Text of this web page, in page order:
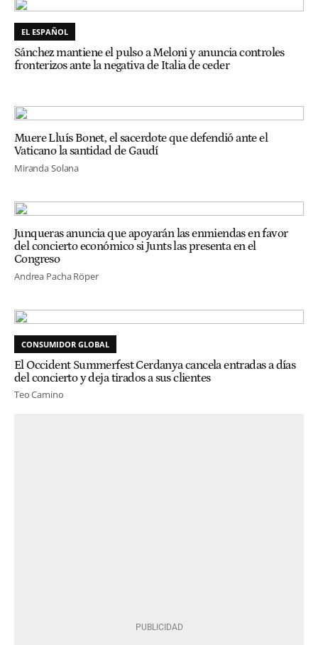
EL ESPAÑOL
Sánchez mantiene el pulso a Meloni y anuncia controles
fronterizos ante la negativa de Italia de ceder
Muere Lluís Bonet, el sacerdote que defendió ante el
Vaticano la santidad de Gaudí
Miranda Solana
Junqueras anuncia que apoyarán las enmiendas en favor
del concierto económico si Junts las presenta en el
Congreso
Andrea Pacha Röper
CONSUMIDOR GLOBAL
El Occident Summerfest Cerdanya cancela entradas a días
del concierto y deja tirados a sus clientes
Teo Camino